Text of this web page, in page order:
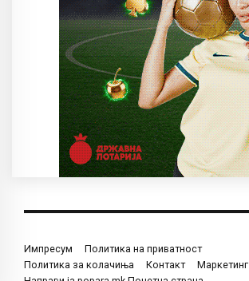
Импресум
Политика на приватност
Политика за колачиња
Контакт
Маркетинг